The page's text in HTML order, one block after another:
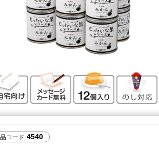
ご自宅向け メッセージカード無料
12個入り
コード 4540